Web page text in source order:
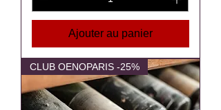
Ajouter au panier
CLUB OENOPARIS -25%